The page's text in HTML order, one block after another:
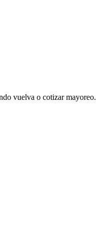
vuelva o cotizar mayoreo.